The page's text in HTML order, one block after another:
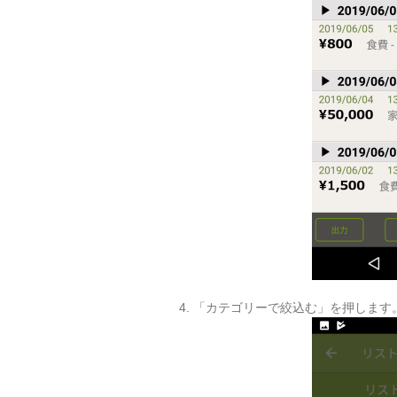
4. 「カテゴリーで絞込む」を押します